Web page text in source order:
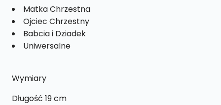
Matka Chrzestna
Ojciec Chrzestny
Babcia i Dziadek
Uniwersalne
Wymiary
Długość 19 cm